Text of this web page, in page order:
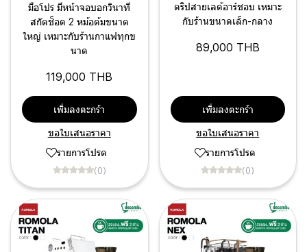
มือโปร มีหน้าจอบอกวินาที
สกัดช็อต 2 หม้อต้มขนาด
ใหญ่ เหมาะกับร้านกาแฟทุกข
นาด
119,000 THB
เพิ่มลงตะกร้า
ขอใบเสนอราคา
รายการโปรด
(0)
ดริปสายเลต้อาร์ชอบ เหมาะ
กับร้านขนาดเล็ก-กลาง
89,000 THB
เพิ่มลงตะกร้า
ขอใบเสนอราคา
รายการโปรด
(0)